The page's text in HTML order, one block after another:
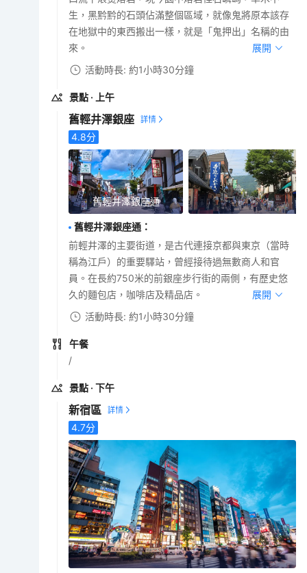
生，黑黔黔的石頭佔滿整個區域，就像鬼將原本該存
在地獄中的東西搬出一樣，就是「鬼押出」名稱的由
來。
展開
活動時長: 約1小時30分鐘
景點 · 上午
舊輕井澤銀座
4.8分
舊輕井澤銀座通
舊輕井澤銀座通 ：
前輕井澤的主要街道，是古代連接京都與東京（當時
稱為江戶）的重要驛站，曾經接待過無數商人和官
員。在長約750米的前銀座步行街的兩側，有歷史悠
久的麵包店，咖啡店及精品店。
展開
活動時長: 約1小時30分鐘
午餐
/
景點 · 下午
新宿區
4.7分